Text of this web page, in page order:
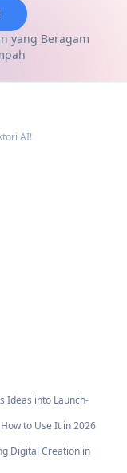
yang Beragam
AI!
Ideas into Launch-
to Use It in 2026
Digital Creation in